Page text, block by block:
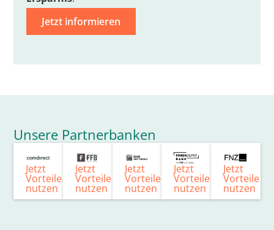
Jetzt informieren
Unsere Partnerbanken
Jetzt
Vorteile
nutzen
Jetzt
Vorteile
nutzen
Jetzt
Vorteile
nutzen
Jetzt
Vorteile
nutzen
Jetzt
Vorteile
nutzen